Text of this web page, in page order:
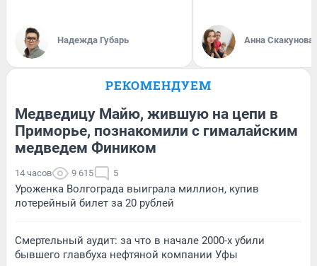
Надежда Губарь Анна Скакунова
РЕКОМЕНДУЕМ
Медведицу Майю, жившую на цепи в
Приморье, познакомили с гималайским
медведем Фиником
14 часов 9 615 5
Уроженка Волгограда выиграла миллион, купив
лотерейный билет за 20 рублей
Смертельный аудит: за что в начале 2000-х убили
бывшего главбуха нефтяной компании Уфы